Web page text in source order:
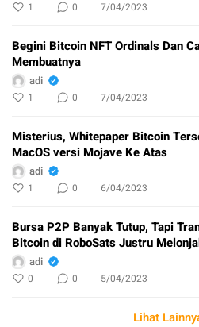
1 0 7/04/2023
Begini Bitcoin NFT Ordinals Dan
Membuatnya
adi
1 0 7/04/2023
Misterius, Whitepaper Bitcoin
MacOS versi Mojave Ke Atas
adi
1 0 6/04/2023
Bursa P2P Banyak Tutup, Tapi
Bitcoin di RoboSats Justru
adi
0 0 5/04/2023
Lihat